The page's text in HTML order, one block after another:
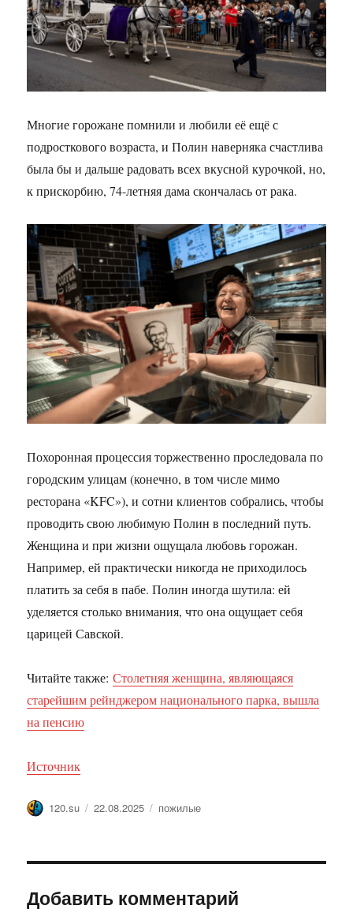
Многие горожане помнили и любили её ещё с
подросткового возраста, и Полин наверняка счастлива
была бы и дальше радовать всех вкусной курочкой, но,
к прискорбию, 74-летняя дама скончалась от рака.
Похоронная процессия торжественно проследовала по
городским улицам (конечно, в том числе мимо
ресторана «KFC»), и сотни клиентов собрались, чтобы
проводить свою любимую Полин в последний путь.
Женщина и при жизни ощущала любовь горожан.
Например, ей практически никогда не приходилось
платить за себя в пабе. Полин иногда шутила: ей
уделяется столько внимания, что она ощущает себя
царицей Савской.
Читайте также:Столетняя женщина, являющаяся
старейшим рейнджером национального парка, вышла
на пенсию
Источник
Автор
120.su Опубликовано
22.08.2025 Метки
пожилые
Добавить комментарий